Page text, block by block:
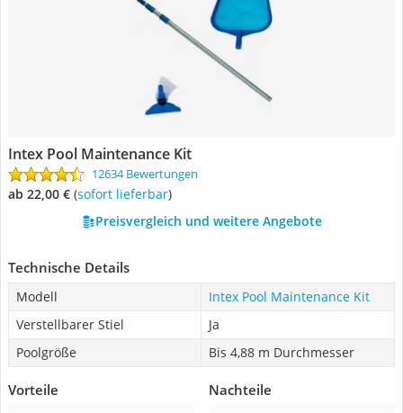
Intex Pool Maintenance Kit
12634 Bewertungen
ab 22,00 € ( Sofort lieferbar)
Preisvergleich und weitere Angebote
Technische Details
Modell
Intex Pool Maintenance Kit
Verstellbarer Stiel
Ja
Poolgröße
Bis 4,88 m Durchmesser
Vorteile Nachteile